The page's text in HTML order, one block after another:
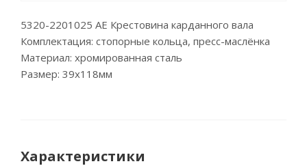
5320-2201025 AE Крестовина карданного вала
Комплектация: стопорные кольца, пресс-маслёнка
Материал: хромированная сталь
Размер: 39х118мм
Характеристики